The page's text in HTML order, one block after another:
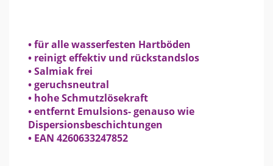
• für alle wasserfesten Hartböden
• reinigt effektiv und rückstandslos
• Salmiak frei
• geruchsneutral
• hohe Schmutzlösekraft
• entfernt Emulsions- genauso wie
Dispersionsbeschichtungen
• EAN 4260633247852